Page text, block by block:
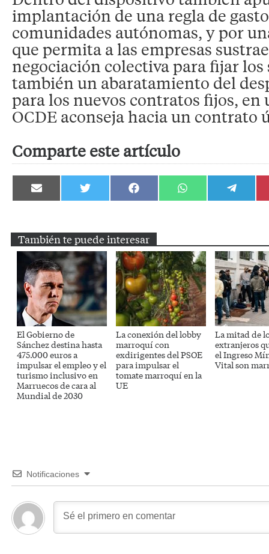
implantación de una regla de
comunidades autónomas, y por
que permita a las empresas
negociación colectiva para fijar los
también un abaratamiento del
para los nuevos contratos fijos, en
OCDE aconseja hacia un contrato
Comparte este artículo
Compartir
en
Compartir
en
Compartir
en
Compartir
en
Compartir
en
También te puede interesar
El Gobierno de
Sánchez destina hasta
475.000 euros a
impulsar el empleo y el
turismo inclusivo en
Marruecos de cara al
Mundial de 2030
La conexión del lobby
marroquí con
exdirigentes del PSOE
para impulsar el
tomate marroquí en la
UE
La mitad de
extranjeros
el Ingreso
Vital son
Notificaciones